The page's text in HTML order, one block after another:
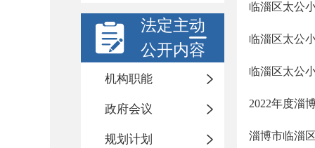
法定主动
公开内容
机构职能
政府会议
规划计划
临淄区太公
临淄区太公
临淄区太公
2022年度淄
淄博市临淄